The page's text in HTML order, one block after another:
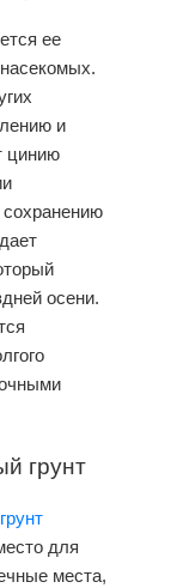
ее
и
цинию
сохранению
осени.
грунт
для
места,